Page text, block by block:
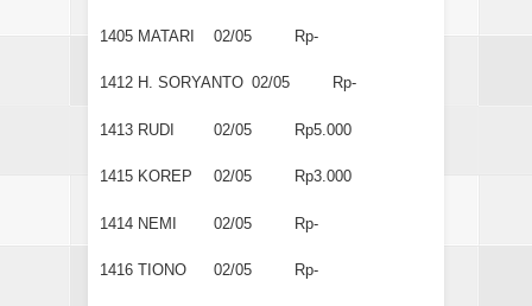
1405 MATARI 02/05 Rp-
1412 H. SORYANTO 02/05 Rp-
1413 RUDI 02/05 Rp5.000
1415 KOREP 02/05 Rp3.000
1414 NEMI 02/05 Rp-
1416 TIONO 02/05 Rp-